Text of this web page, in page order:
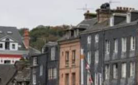
der bekanntesten Orte der Landung in